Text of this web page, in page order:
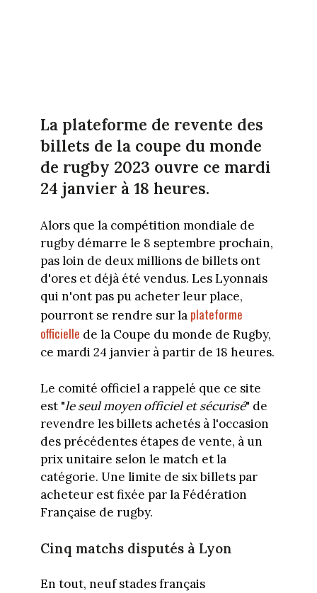
La plateforme de revente des
billets de la coupe du monde
de rugby 2023 ouvre ce mardi
24 janvier à 18 heures.
Alors que la compétition mondiale de
rugby démarre le 8 septembre prochain,
pas loin de deux millions de billets ont
d'ores et déjà été vendus. Les Lyonnais
qui n'ont pas pu acheter leur place,
pourront se rendre sur la plateforme
officielle de la Coupe du monde de Rugby,
ce mardi 24 janvier à partir de 18 heures.
Le comité officiel a rappelé que ce site
est "le seul moyen officiel et sécurisé" de
revendre les billets achetés à l'occasion
des précédentes étapes de vente, à un
prix unitaire selon le match et la
catégorie. Une limite de six billets par
acheteur est fixée par la Fédération
Française de rugby.
Cinq matchs disputés à Lyon
En tout, neuf stades français